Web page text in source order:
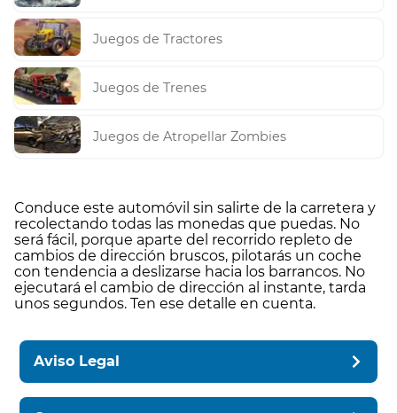
Juegos de Tractores
Juegos de Trenes
Juegos de Atropellar Zombies
Conduce este automóvil sin salirte de la carretera y
recolectando todas las monedas que puedas. No
será fácil, porque aparte del recorrido repleto de
cambios de dirección bruscos, pilotarás un coche
con tendencia a deslizarse hacia los barrancos. No
ejecutará el cambio de dirección al instante, tarda
unos segundos. Ten ese detalle en cuenta.
Aviso Legal